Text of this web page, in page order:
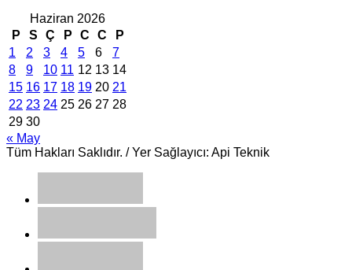
Haziran 2026
P
S Ç P C C
P
1
2 3 4 5 6
7
8
9 10 11 12 13 14
15 16 17 18 19 20 21
22 23 24 25 26 27 28
29 30
« May
Tüm Hakları Saklıdır. / Yer Sağlayıcı: Api Teknik